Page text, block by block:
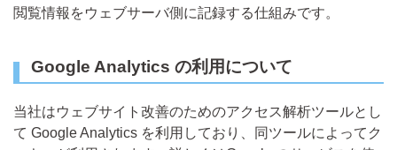
閲覧情報をウェブサーバ側に記録する仕組みです。
Google Analytics の利用について
当社はウェブサイト改善のためのアクセス解析ツールとし
て Google Analytics を利用しており、同ツールによってク